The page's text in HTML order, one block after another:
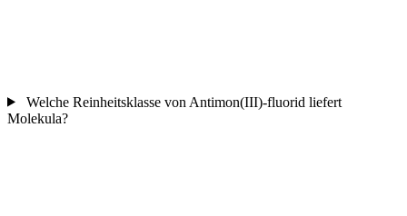
Welche Reinheitsklasse von Antimon(III)-fluorid liefert
Molekula?